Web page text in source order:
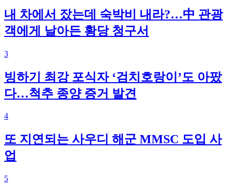
내 차에서 잤는데 숙박비 내라?…中 관광
객에게 날아든 황당 청구서
3
빙하기 최강 포식자 ‘검치호랑이’도 아팠
다…척추 종양 증거 발견
4
또 지연되는 사우디 해군 MMSC 도입 사
업
5